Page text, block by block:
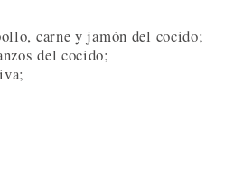
carne y jamón del cocido;
del cocido;